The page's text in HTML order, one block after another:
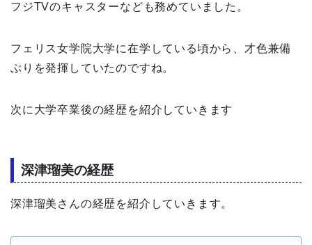
フジTVのキャスターなども務めていました。
フェリス女学院大学に在学している頃から、才色兼備
ぶりを発揮していたのですね。
次に大学卒業後の経歴を紹介していきます
深津瑠美の経歴
深津瑠美さんの経歴を紹介していきます。